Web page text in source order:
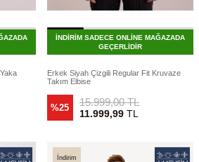
İNDİRİM SADECE ONLİNE MAĞAZADA
GEÇERLİDİR
Erkek Siyah Çizgili Regular Fit Kruvaze
Takım Elbise
%25 15.999,00TL
11.999,99TL
İndirim